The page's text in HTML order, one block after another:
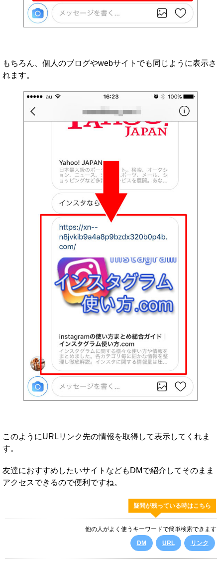
もちろん、個人のブログやwebサイトでも同じように表示さ
れます。
このようにURLリンク先の情報を取得して表示してくれま
す。
友達におすすめしたいサイトなどもDMで紹介してそのまま
アクセスできるので便利ですね。
疑問が残っている時はこちら
他の人がよく使うキーワードで簡単検索できます
DM
URL リンク